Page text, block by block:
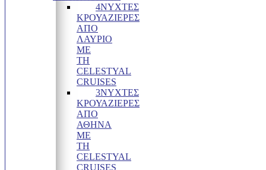
4ΝΥΧΤΕΣ
ΚΡΟΥΑΖΙΈΡΕΣ
ΑΠΌ
ΛΑΎΡΙΟ
ΜΕ
ΤΗ
CELESTYAL
CRUISES
3ΝΥΧΤΕΣ
ΚΡΟΥΑΖΙΈΡΕΣ
ΑΠΌ
ΑΘΉΝΑ
ΜΕ
ΤΗ
CELESTYAL
CRUISES